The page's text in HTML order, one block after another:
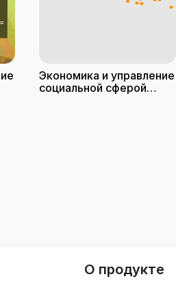
Экономика и управление
социальной сферой
О продукте